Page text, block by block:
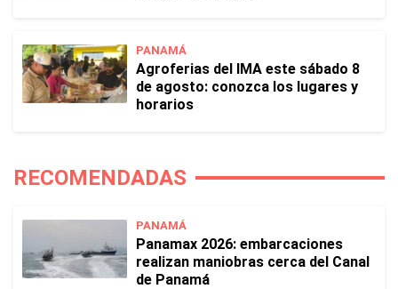
PANAMÁ
Agroferias del IMA este sábado 8
de agosto: conozca los lugares y
horarios
RECOMENDADAS
PANAMÁ
Panamax 2026: embarcaciones
realizan maniobras cerca del Canal
de Panamá